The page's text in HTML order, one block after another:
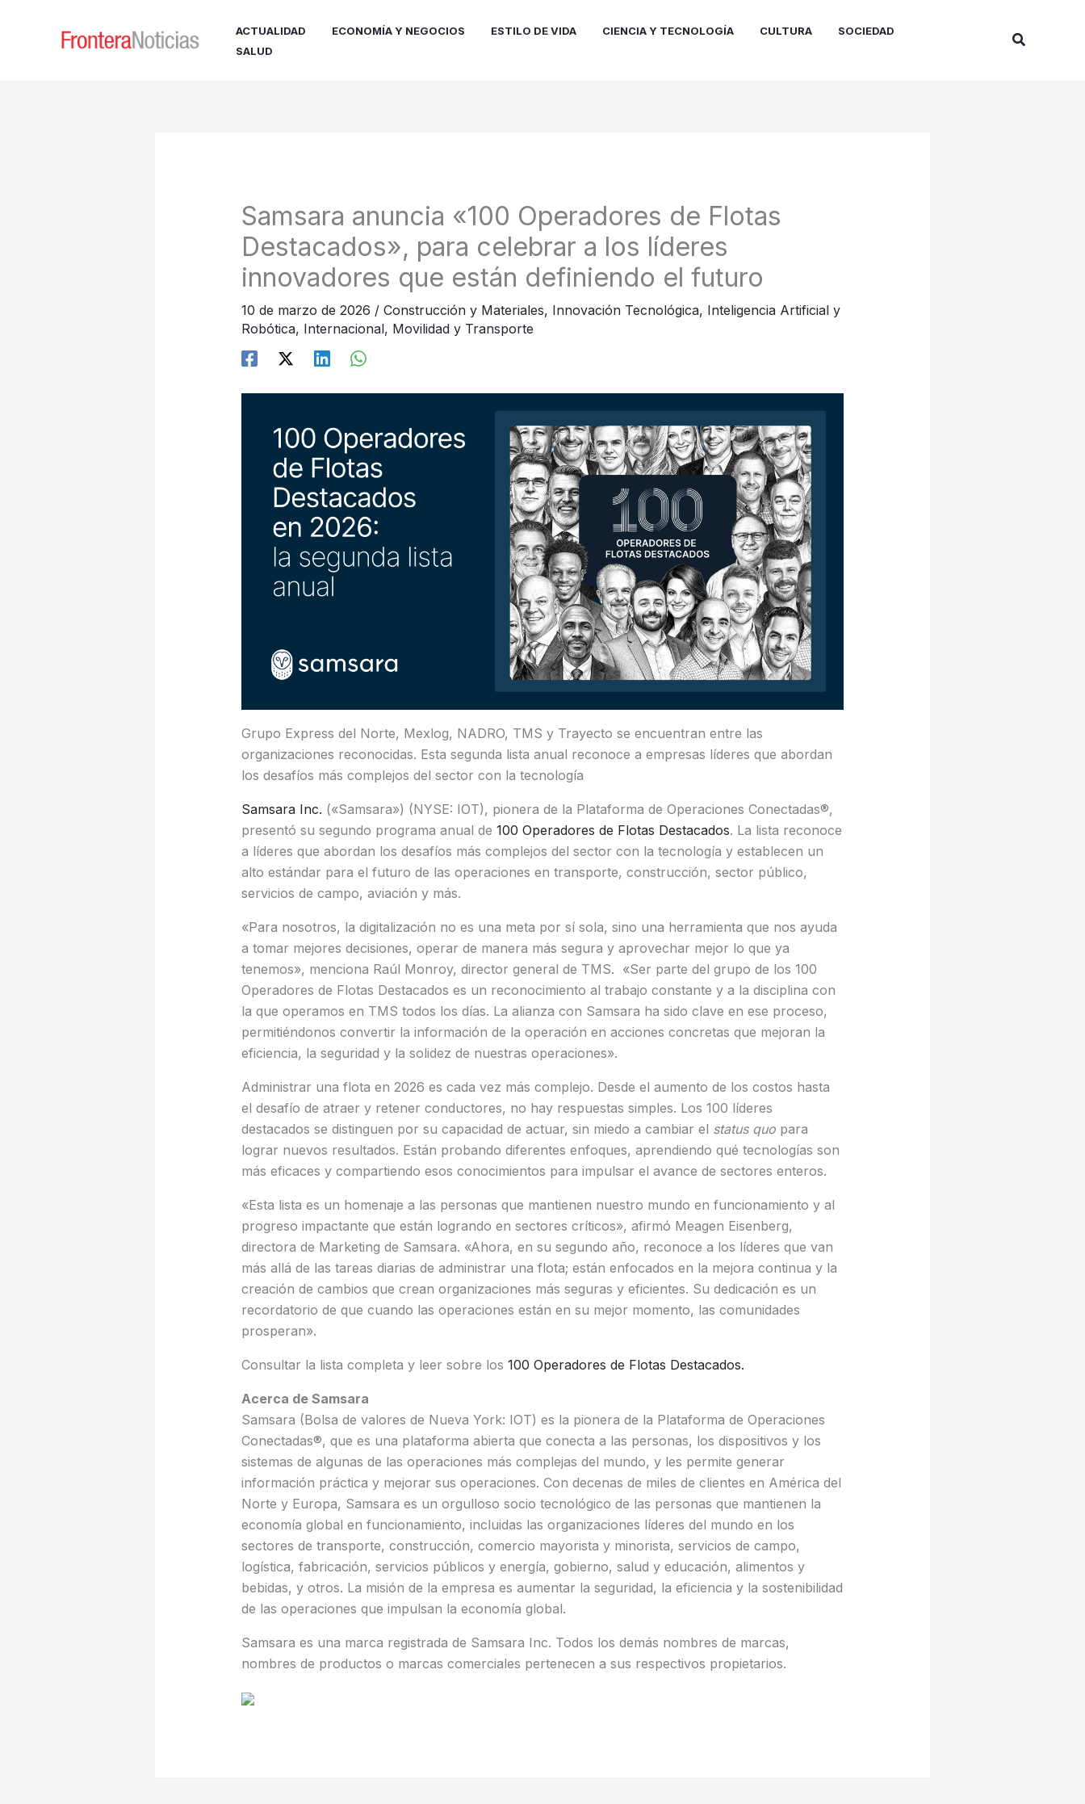
ACTUALIDAD ECONOMÍA Y NEGOCIOS ESTILO DE VIDA CIENCIA Y TECNOLOGÍA CULTURA
SOCIEDAD
SALUD
Buscar
Samsara anuncia «100 Operadores de Flotas
Destacados», para celebrar a los líderes
innovadores que están definiendo el futuro
10 de marzo de 2026 / Construcción y Materiales, Innovación Tecnológica, Inteligencia Artificial y
Robótica, Internacional, Movilidad y Transporte
Grupo Express del Norte, Mexlog, NADRO, TMS y Trayecto se encuentran entre las
organizaciones reconocidas. Esta segunda lista anual reconoce a empresas líderes que abordan
los desafíos más complejos del sector con la tecnología
Samsara Inc. («Samsara») (NYSE: IOT), pionera de la Plataforma de Operaciones Conectadas®,
presentó su segundo programa anual de 100 Operadores de Flotas Destacados. La lista reconoce
a líderes que abordan los desafíos más complejos del sector con la tecnología y establecen un
alto estándar para el futuro de las operaciones en transporte, construcción, sector público,
servicios de campo, aviación y más.
«Para nosotros, la digitalización no es una meta por sí sola, sino una herramienta que nos ayuda
a tomar mejores decisiones, operar de manera más segura y aprovechar mejor lo que ya
tenemos», menciona Raúl Monroy, director general de TMS. «Ser parte del grupo de los 100
Operadores de Flotas Destacados es un reconocimiento al trabajo constante y a la disciplina con
la que operamos en TMS todos los días. La alianza con Samsara ha sido clave en ese proceso,
permitiéndonos convertir la información de la operación en acciones concretas que mejoran la
eficiencia, la seguridad y la solidez de nuestras operaciones».
Administrar una flota en 2026 es cada vez más complejo. Desde el aumento de los costos hasta
el desafío de atraer y retener conductores, no hay respuestas simples. Los 100 líderes
destacados se distinguen por su capacidad de actuar, sin miedo a cambiar el status quopara
lograr nuevos resultados. Están probando diferentes enfoques, aprendiendo qué tecnologías son
más eficaces y compartiendo esos conocimientos para impulsar el avance de sectores enteros.
«Esta lista es un homenaje a las personas que mantienen nuestro mundo en funcionamiento y al
progreso impactante que están logrando en sectores críticos», afirmó Meagen Eisenberg,
directora de Marketing de Samsara. «Ahora, en su segundo año, reconoce a los líderes que van
más allá de las tareas diarias de administrar una flota; están enfocados en la mejora continua y la
creación de cambios que crean organizaciones más seguras y eficientes. Su dedicación es un
recordatorio de que cuando las operaciones están en su mejor momento, las comunidades
prosperan».
Consultar la lista completa y leer sobre los 100 Operadores de Flotas Destacados.
Acerca de Samsara
Samsara (Bolsa de valores de Nueva York: IOT) es la pionera de la Plataforma de Operaciones
Conectadas®, que es una plataforma abierta que conecta a las personas, los dispositivos y los
sistemas de algunas de las operaciones más complejas del mundo, y les permite generar
información práctica y mejorar sus operaciones. Con decenas de miles de clientes en América del
Norte y Europa, Samsara es un orgulloso socio tecnológico de las personas que mantienen la
economía global en funcionamiento, incluidas las organizaciones líderes del mundo en los
sectores de transporte, construcción, comercio mayorista y minorista, servicios de campo,
logística, fabricación, servicios públicos y energía, gobierno, salud y educación, alimentos y
bebidas, y otros. La misión de la empresa es aumentar la seguridad, la eficiencia y la sostenibilidad
de las operaciones que impulsan la economía global.
Samsara es una marca registrada de Samsara Inc. Todos los demás nombres de marcas,
nombres de productos o marcas comerciales pertenecen a sus respectivos propietarios.